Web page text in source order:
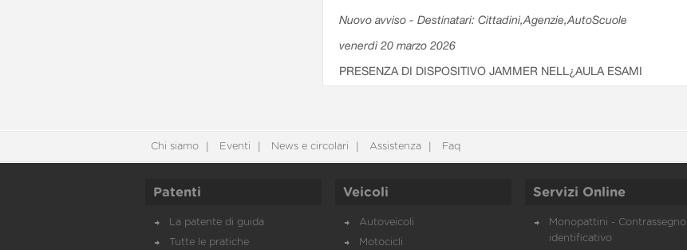
Nuovo avviso - Destinatari: Cittadini,Agenzie,AutoScuole
venerdì 20 marzo 2026
PRESENZA DI DISPOSITIVO JAMMER NELL¿AULA ESAMI
Chi siamo Eventi News e circolari Assistenza Faq
Patenti
La patente di guida
Tutte le pratiche
Veicoli
Autoveicoli
Motocicli
Servizi Online
Monopattini - Contrassegno
identificativo